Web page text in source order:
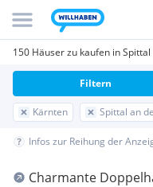
150 Häuser zu kaufen in
Kärnten Spittal an
Filtern
Infos zur Reihung der
Charmante